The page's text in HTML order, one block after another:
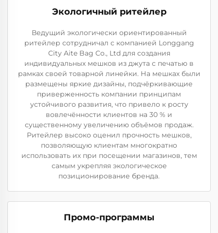
Экологичный ритейлер
Ведущий экологически ориентированный
ритейлер сотрудничал с компанией Longgang
City Aite Bag Co., Ltd для создания
индивидуальных мешков из джута с печатью в
рамках своей товарной линейки. На мешках были
размещены яркие дизайны, подчёркивающие
приверженность компании принципам
устойчивого развития, что привело к росту
вовлечённости клиентов на 30 % и
существенному увеличению объёмов продаж.
Ритейлер высоко оценил прочность мешков,
позволяющую клиентам многократно
использовать их при посещении магазинов, тем
самым укрепляя экологическое
позиционирование бренда.
Промо-программы